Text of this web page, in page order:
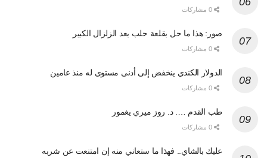
صور: هذا ما حل بقلعة حلب بعد الزلزال الكبير
الدولار الكندي ينخفض إلى أدنى مستوى له منذ عامين
طب القدم …. د. روز ميري يغمور
عليك بالشاي.. فهذا ما ستعاني منه إن امتنعت عن شربه